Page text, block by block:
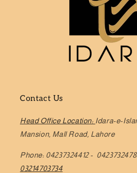
Contact Us
Head Office Location: Idara-e-
Mansion, Mall Road, Lahore
Phone: 04237324412 -
03214703734